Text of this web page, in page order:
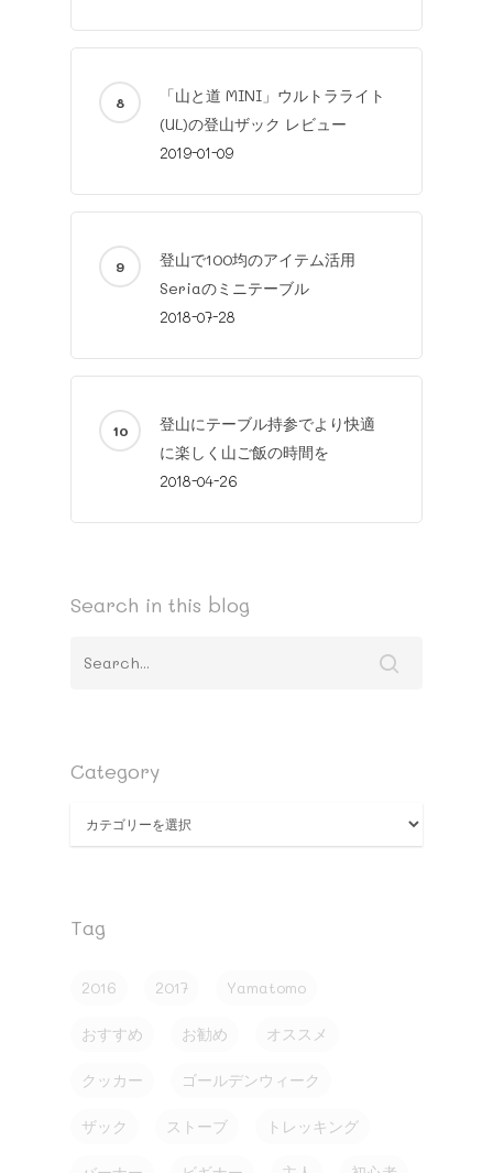
「山と道 MINI」ウルトラライト
(UL)の登山ザック レビュー
2019-01-09
登山で100均のアイテム活用
Seriaのミニテーブル
2018-07-28
登山にテーブル持参でより快適
に楽しく山ご飯の時間を
2018-04-26
Search in this blog
Category
Category
Tag
2016 2017 Yamatomo
おすすめ お勧め オススメ
クッカー ゴールデンウィーク
ザック ストーブ トレッキング
Mountain meal
Twitter